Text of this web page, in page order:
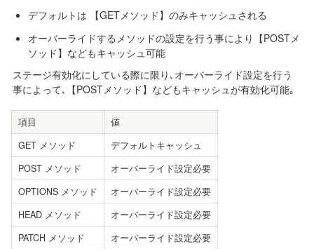
デフォルトは 【GETメソッド】のみキャッシュされる
オーバーライドするメソッドの設定を行う事により【POSTメ
ソッド】などもキャッシュ可能
ステージ有効化にしている際に限り､オーバーライド設定を行う
事によって､【POSTメソッド】などもキャッシュが有効化可能｡
項目
値
GET メソッド
デフォルトキャッシュ
POST メソッド
オーバーライド設定必要
OPTIONS メソッド
オーバーライド設定必要
HEAD メソッド
オーバーライド設定必要
PATCH メソッド
オーバーライド設定必要